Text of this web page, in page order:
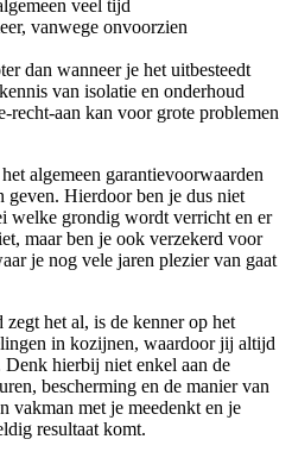
veel tijd
vanwege onvoorzien
dan wanneer je het uitbesteedt
van isolatie en onderhoud
aan kan voor grote problemen
algemeen garantievoorwaarden
geven. Hierdoor ben je dus niet
welke grondig wordt verricht en er
maar ben je ook verzekerd voor
je nog vele jaren plezier van gaat
het al, is de kenner op het
in kozijnen, waardoor jij altijd
hierbij niet enkel aan de
bescherming en de manier van
vakman met je meedenkt en je
resultaat komt.